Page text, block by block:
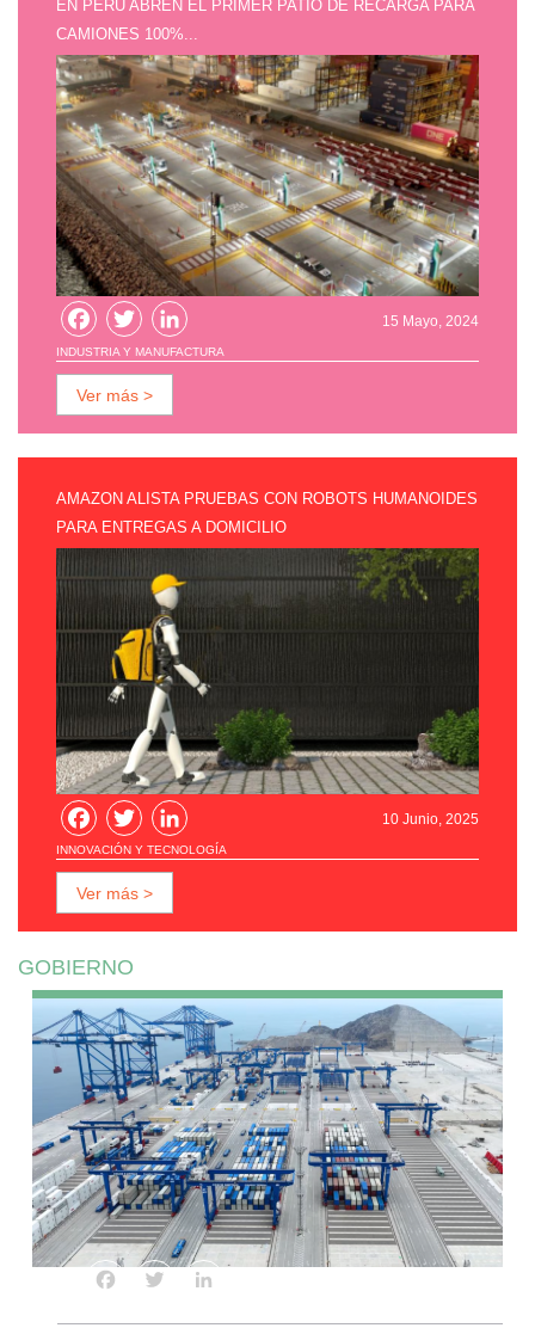
EN PERÚ ABREN EL PRIMER PATIO DE RECARGA PARA
CAMIONES 100%...
Facebook
Twitter
LinkedIn
AMAZON ALISTA PRUEBAS CON ROBOTS HUMANOIDES
PARA ENTREGAS A DOMICILIO
Facebook
Twitter
LinkedIn
Ver más >
GOBIERNO